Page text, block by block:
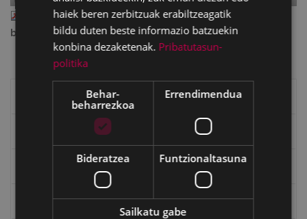
GOIARGI_051.pdf— PDF document, 821 KB (841592
bytes)
Eibarko liburuak
Goi Argi aldizkaria
haiek beren zerbitzuak erabiltzeagatik
bildu duten beste informazio batzuekin
konbina dezaketenak. Pribatutasun-
politika
Behar-
beharrezkoa
Errendimendua
Bideratzea Funtzionaltasuna
Sailkatu gabe